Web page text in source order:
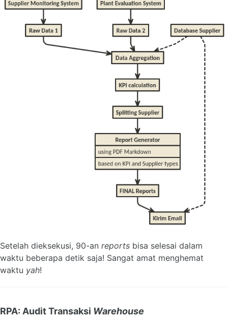
Setelah dieksekusi, 90-an reports bisa selesai dalam
waktu beberapa detik saja! Sangat amat menghemat
waktu yah!
RPA: Audit Transaksi Warehouse